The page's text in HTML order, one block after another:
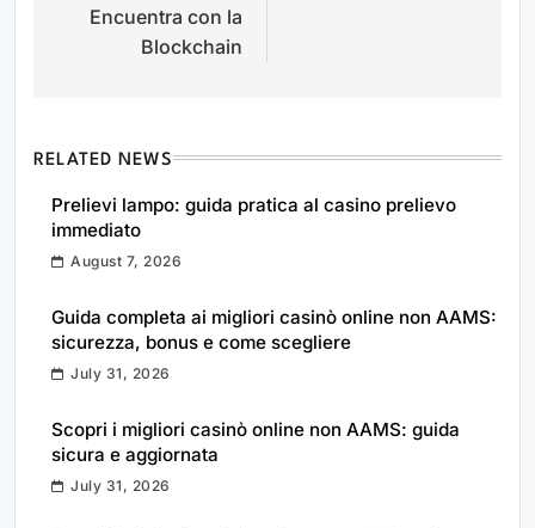
Encuentra con la
Blockchain
RELATED NEWS
Prelievi lampo: guida pratica al casino prelievo
immediato
August 7, 2026
Guida completa ai migliori casinò online non AAMS:
sicurezza, bonus e come scegliere
July 31, 2026
Scopri i migliori casinò online non AAMS: guida
sicura e aggiornata
July 31, 2026